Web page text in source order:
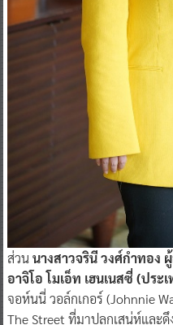
ส่วนนางสาวจรินี วงศ์กำทอง
อาจิโอ โมเอ็ท เฮนเนสซี่ (ประ